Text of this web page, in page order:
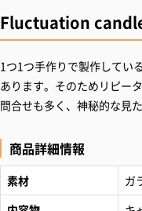
Fluctuation candle
1つ1つ手作りで製作してい
あります。そのためリピー
問合せも多く、神秘的な見
商品詳細情報
素材
ガ